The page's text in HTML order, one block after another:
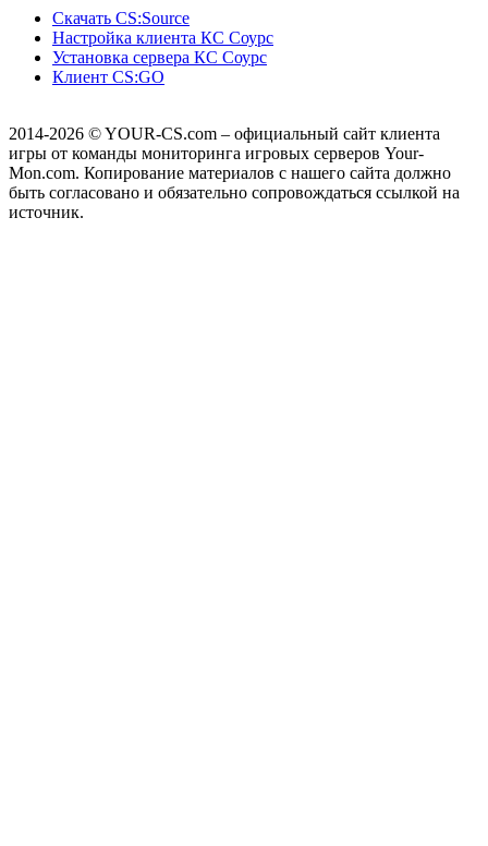
Скачать CS:Source
Настройка клиента КС Cоурс
Установка сервера КС Соурс
Клиент CS:GO
2014-2026 © YOUR-CS.com – официальный сайт клиента
игры от команды мониторинга игровых серверов Your-
Mon.com. Копирование материалов с нашего сайта должно
быть согласовано и обязательно сопровождаться ссылкой на
источник.